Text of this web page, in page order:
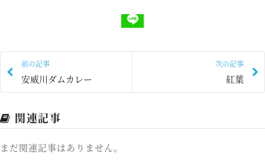
前の記事
安威川ダムカレー
次の記事
紅葉
関連記事
まだ関連記事はありません。